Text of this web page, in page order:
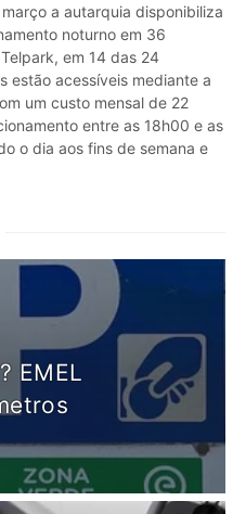
a autarquia disponibiliza
noturno em 36
em 14 das 24
estão acessíveis mediante a
um custo mensal de 22
entre as 18h00 e as
o dia aos fins de semana e
EMEL